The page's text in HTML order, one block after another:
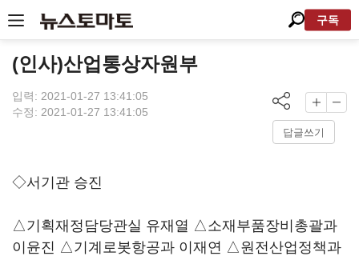
구독
(인사)산업통상자원부
입력: 2021-01-27 13:41:05
수정: 2021-01-27 13:41:05
답글쓰기
◇서기관 승진
△기획재정담당관실 유재열 △소재부품장비총괄과
이윤진 △기계로봇항공과 이재연 △원전산업정책과